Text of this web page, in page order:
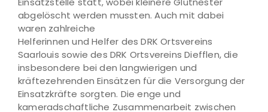
abgelöscht werden mussten. Auch mit dabei
waren zahlreiche
Helferinnen und Helfer des DRK Ortsvereins
Saarlouis sowie des DRK Ortsvereins Diefflen, die
insbesondere bei den langwierigen und
kräftezehrenden Einsätzen für die Versorgung der
Einsatzkräfte sorgten. Die enge und
kameradschaftliche Zusammenarbeit zwischen